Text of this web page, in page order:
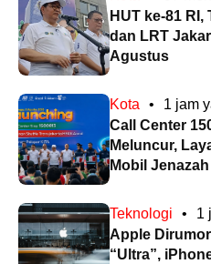
HUT ke-81
dan LRT
Agustus
Kota •
1 jam
Call Center
Meluncur,
Mobil
Teknologi •
1
Apple
“Ultra”,